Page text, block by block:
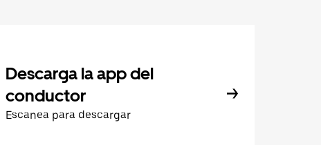
Descarga la app del
conductor
Escanea para descargar